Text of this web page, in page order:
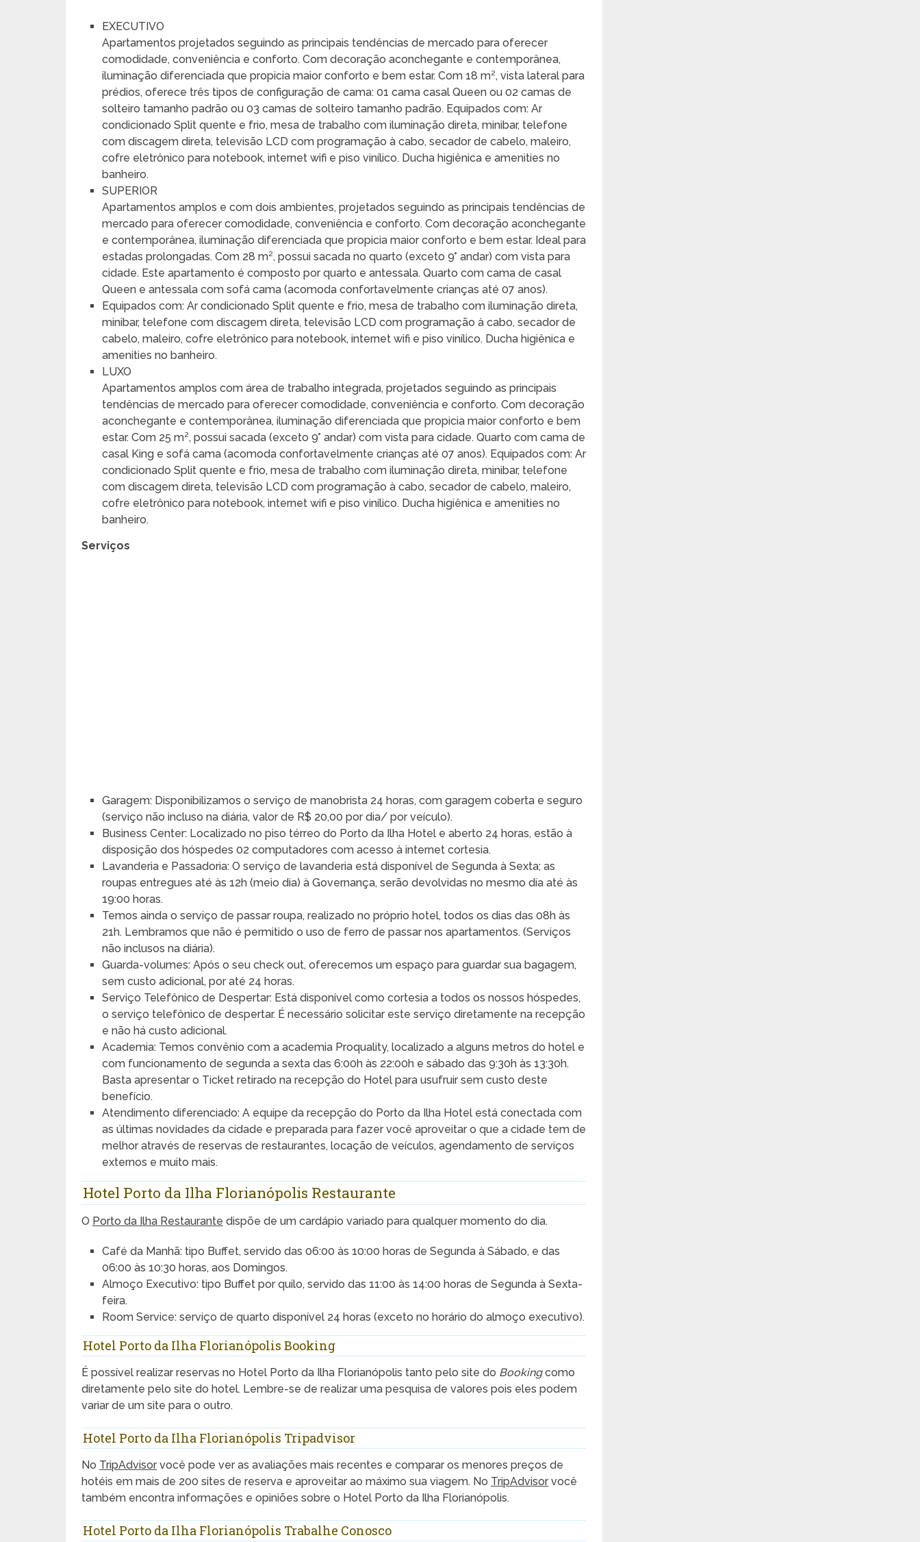
EXECUTIVO
Apartamentos projetados seguindo as principais tendências de mercado para oferecer
comodidade, conveniência e conforto. Com decoração aconchegante e contemporânea,
iluminação diferenciada que propicia maior conforto e bem estar. Com 18 m², vista lateral para
prédios, oferece três tipos de configuração de cama: 01 cama casal Queen ou 02 camas de
solteiro tamanho padrão ou 03 camas de solteiro tamanho padrão. Equipados com: Ar
condicionado Split quente e frio, mesa de trabalho com iluminação direta, minibar, telefone
com discagem direta, televisão LCD com programação à cabo, secador de cabelo, maleiro,
cofre eletrônico para notebook, internet wifi e piso vinílico. Ducha higiênica e amenities no
banheiro.
SUPERIOR
Apartamentos amplos e com dois ambientes, projetados seguindo as principais tendências de
mercado para oferecer comodidade, conveniência e conforto. Com decoração aconchegante
e contemporânea, iluminação diferenciada que propicia maior conforto e bem estar. Ideal para
estadas prolongadas. Com 28 m², possui sacada no quarto (exceto 9° andar) com vista para
cidade. Este apartamento é composto por quarto e antessala. Quarto com cama de casal
Queen e antessala com sofá cama (acomoda confortavelmente crianças até 07 anos).
Equipados com: Ar condicionado Split quente e frio, mesa de trabalho com iluminação direta,
minibar, telefone com discagem direta, televisão LCD com programação à cabo, secador de
cabelo, maleiro, cofre eletrônico para notebook, internet wifi e piso vinílico. Ducha higiênica e
amenities no banheiro.
LUXO
Apartamentos amplos com área de trabalho integrada, projetados seguindo as principais
tendências de mercado para oferecer comodidade, conveniência e conforto. Com decoração
aconchegante e contemporânea, iluminação diferenciada que propicia maior conforto e bem
estar. Com 25 m², possui sacada (exceto 9° andar) com vista para cidade. Quarto com cama de
casal King e sofá cama (acomoda confortavelmente crianças até 07 anos). Equipados com: Ar
condicionado Split quente e frio, mesa de trabalho com iluminação direta, minibar, telefone
com discagem direta, televisão LCD com programação à cabo, secador de cabelo, maleiro,
cofre eletrônico para notebook, internet wifi e piso vinílico. Ducha higiênica e amenities no
banheiro.
Serviços
Garagem: Disponibilizamos o serviço de manobrista 24 horas, com garagem coberta e seguro
(serviço não incluso na diária, valor de R$ 20,00 por dia/ por veículo).
Business Center: Localizado no piso térreo do Porto da Ilha Hotel e aberto 24 horas, estão à
disposição dos hóspedes 02 computadores com acesso à internet cortesia.
Lavanderia e Passadoria: O serviço de lavanderia está disponível de Segunda à Sexta; as
roupas entregues até às 12h (meio dia) à Governança, serão devolvidas no mesmo dia até às
19:00 horas.
Temos ainda o serviço de passar roupa, realizado no próprio hotel, todos os dias das 08h às
21h. Lembramos que não é permitido o uso de ferro de passar nos apartamentos. (Serviços
não inclusos na diária).
Guarda-volumes: Após o seu check out, oferecemos um espaço para guardar sua bagagem,
sem custo adicional, por até 24 horas.
Serviço Telefônico de Despertar: Está disponível como cortesia a todos os nossos hóspedes,
o serviço telefônico de despertar. É necessário solicitar este serviço diretamente na recepção
e não há custo adicional.
Academia: Temos convênio com a academia Proquality, localizado a alguns metros do hotel e
com funcionamento de segunda a sexta das 6:00h às 22:00h e sábado das 9:30h às 13:30h.
Basta apresentar o Ticket retirado na recepção do Hotel para usufruir sem custo deste
benefício.
Atendimento diferenciado: A equipe da recepção do Porto da Ilha Hotel está conectada com
as últimas novidades da cidade e preparada para fazer você aproveitar o que a cidade tem de
melhor através de reservas de restaurantes, locação de veículos, agendamento de serviços
externos e muito mais.
Hotel Porto da Ilha Florianópolis Restaurante
O Porto da Ilha Restaurante dispõe de um cardápio variado para qualquer momento do dia.
Café da Manhã: tipo Buffet, servido das 06:00 às 10:00 horas de Segunda à Sábado, e das
06:00 às 10:30 horas, aos Domingos.
Almoço Executivo: tipo Buffet por quilo, servido das 11:00 às 14:00 horas de Segunda à Sexta-
feira.
Room Service: serviço de quarto disponível 24 horas (exceto no horário do almoço executivo).
Hotel Porto da Ilha Florianópolis Booking
É possível realizar reservas no Hotel Porto da Ilha Florianópolis tanto pelo site do Bookingcomo
diretamente pelo site do hotel. Lembre-se de realizar uma pesquisa de valores pois eles podem
variar de um site para o outro.
Hotel Porto da Ilha Florianópolis Tripadvisor
No TripAdvisor você pode ver as avaliações mais recentes e comparar os menores preços de
hotéis em mais de 200 sites de reserva e aproveitar ao máximo sua viagem. No TripAdvisor você
também encontra informações e opiniões sobre o Hotel Porto da Ilha Florianópolis.
Hotel Porto da Ilha Florianópolis Trabalhe Conosco